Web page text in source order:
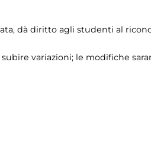
dà diritto agli studenti al
variazioni; le modifiche